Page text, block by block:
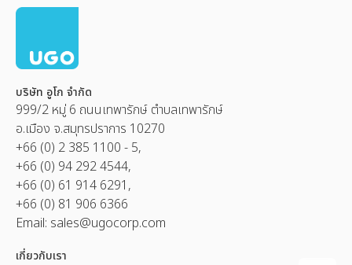
บริษัท อูโก จำกัด
999/2 หมู่ 6 ถนนเทพารักษ์ ตำบลเทพารักษ์
อ.เมือง จ.สมุทรปราการ 10270
+66 (0) 2 385 1100 - 5,
+66 (0) 94 292 4544,
+66 (0) 61 914 6291,
+66 (0) 81 906 6366
Email: sales@ugocorp.com
เกี่ยวกับเรา